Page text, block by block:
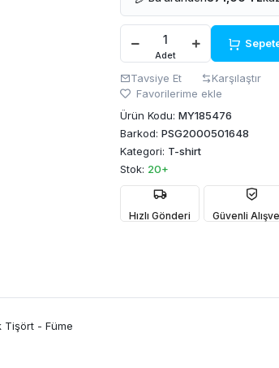
Adet
Tavsiye Et Karşılaştır
Favorilerime ekle
Ürün Kodu: MY185476
Barkod: PSG2000501648
Kategori: T-shirt
Stok: 20+
Hızlı Gönderi Güvenli
Tişört - Füme